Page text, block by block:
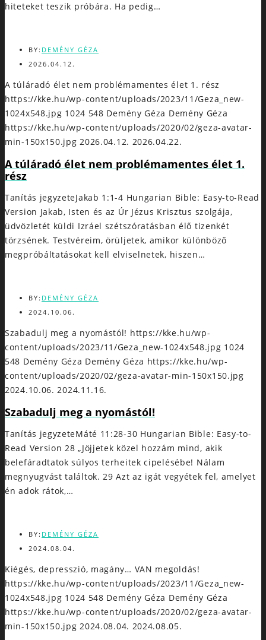
hiteteket teszik próbára. Ha pedig…
BY: DEMÉNY GÉZA
2026.04.12.
A túláradó élet nem problémamentes élet 1. rész
https://kke.hu/wp-content/uploads/2023/11/Geza_new-
1024x548.jpg 1024 548 Demény Géza Demény Géza
https://kke.hu/wp-content/uploads/2020/02/geza-avatar-
min-150x150.jpg 2026.04.12. 2026.04.22.
A túláradó élet nem problémamentes élet 1.
rész
Tanítás jegyzeteJakab 1:1-4 Hungarian Bible: Easy-to-Read
Version Jakab, Isten és az Úr Jézus Krisztus szolgája,
üdvözletét küldi Izráel szétszóratásban élő tizenkét
törzsének. Testvéreim, örüljetek, amikor különböző
megpróbáltatásokat kell elviselnetek, hiszen…
BY: DEMÉNY GÉZA
2024.10.06.
Szabadulj meg a nyomástól! https://kke.hu/wp-
content/uploads/2023/11/Geza_new-1024x548.jpg 1024
548 Demény Géza Demény Géza https://kke.hu/wp-
content/uploads/2020/02/geza-avatar-min-150x150.jpg
2024.10.06. 2024.11.16.
Szabadulj meg a nyomástól!
Tanítás jegyzeteMáté 11:28-30 Hungarian Bible: Easy-to-
Read Version 28 „Jöjjetek közel hozzám mind, akik
belefáradtatok súlyos terheitek cipelésébe! Nálam
megnyugvást találtok. 29 Azt az igát vegyétek fel, amelyet
én adok rátok,…
BY: DEMÉNY GÉZA
2024.08.04.
Kiégés, depresszió, magány… VAN megoldás!
https://kke.hu/wp-content/uploads/2023/11/Geza_new-
1024x548.jpg 1024 548 Demény Géza Demény Géza
https://kke.hu/wp-content/uploads/2020/02/geza-avatar-
min-150x150.jpg 2024.08.04. 2024.08.05.